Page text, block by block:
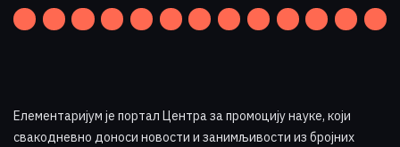
Елементаријум је портал Центра за промоцију науке, који
свакодневно доноси новости и занимљивости из бројних